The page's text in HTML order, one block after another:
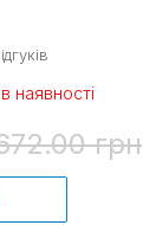
наявності
грн